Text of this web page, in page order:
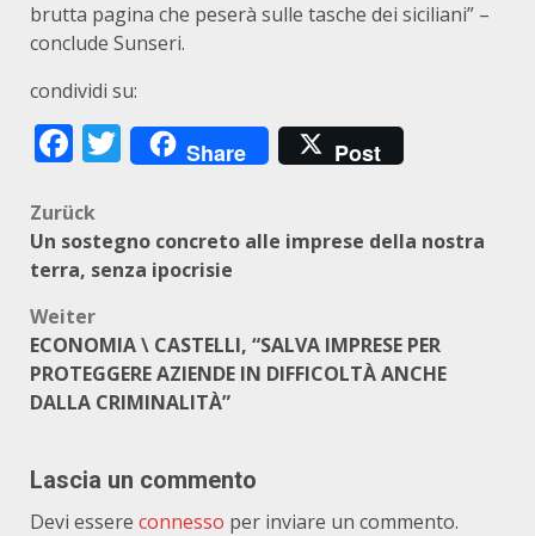
brutta pagina che peserà sulle tasche dei siciliani” –
conclude Sunseri.
condividi su:
Facebook
Twitter
Share Post
Beitragsnavigation
Zurück
Un sostegno concreto alle imprese della nostra
terra, senza ipocrisie
Weiter
ECONOMIA \ CASTELLI, “SALVA IMPRESE PER
PROTEGGERE AZIENDE IN DIFFICOLTÀ ANCHE
DALLA CRIMINALITÀ”
Lascia un commento
Devi essere connesso per inviare un commento.